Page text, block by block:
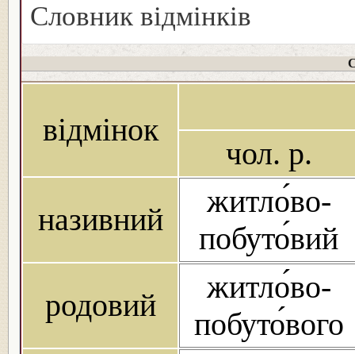
Словник відмінків
відмінок
чол. р.
називний
житло́во-
побуто́вий
родовий
житло́во-
побуто́вого